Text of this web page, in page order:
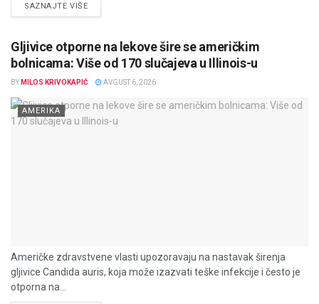
SAZNAJTE VIŠEDETAILS
Gljivice otporne na lekove šire se američkim
bolnicama: Više od 170 slučajeva u Illinois-u
BY MILOS KRIVOKAPIĆ AVGUST 6, 2026
AMERIKA
Američke zdravstvene vlasti upozoravaju na nastavak širenja
gljivice Candida auris, koja može izazvati teške infekcije i često je
otporna na...